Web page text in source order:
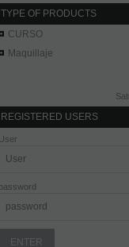
TYPE OF PRODUCTS
CURSO
Maquillaje
REGISTERED USERS